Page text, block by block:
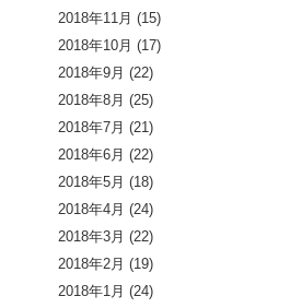
2018年11月 (15)
2018年10月 (17)
2018年9月 (22)
2018年8月 (25)
2018年7月 (21)
2018年6月 (22)
2018年5月 (18)
2018年4月 (24)
2018年3月 (22)
2018年2月 (19)
2018年1月 (24)